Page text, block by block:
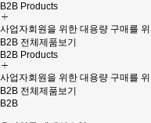
B2B Products
사업자회원을 위한 대용량 구매를
B2B 전체제품보기
B2B Products
사업자회원을 위한 대용량 구매를
B2B 전체제품보기
B2B